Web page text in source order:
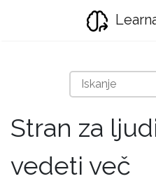
Stran za
vedeti več